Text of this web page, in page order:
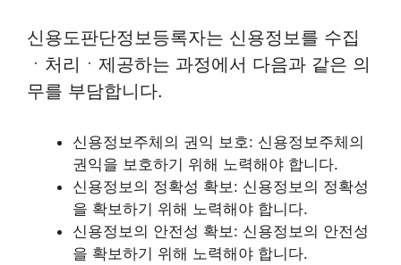
신용도판단정보등록자는 신용정보를 수집
ㆍ처리ㆍ제공하는 과정에서 다음과 같은 의
무를 부담합니다.
신용정보주체의 권익 보호: 신용정보주체의
권익을 보호하기 위해 노력해야 합니다.
신용정보의 정확성 확보: 신용정보의 정확성
을 확보하기 위해 노력해야 합니다.
신용정보의 안전성 확보: 신용정보의 안전성
을 확보하기 위해 노력해야 합니다.